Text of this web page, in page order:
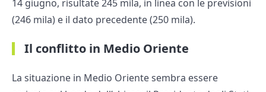
14 giugno, risultate 245 mila, in linea con le previsioni
(246 mila) e il dato precedente (250 mila).
Il conflitto in Medio Oriente
La situazione in Medio Oriente sembra essere